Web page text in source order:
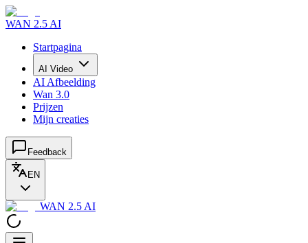
WAN 2.5 AI
Startpagina
AI Video
AI Afbeelding
Wan 3.0
Prijzen
Mijn creaties
Feedback
EN
WAN 2.5 AI